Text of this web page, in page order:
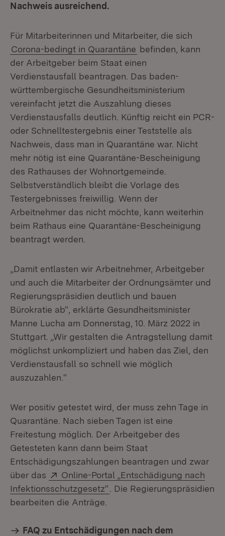
Nachweis ausreichend.
Für Mitarbeiterinnen und Mitarbeiter, die sich
Corona-bedingt in Quarantäne befinden, kann
der Arbeitgeber beim Staat einen
Verdienstausfall beantragen. Das baden-
württembergische Gesundheitsministerium
vereinfacht jetzt die Auszahlung dieses
Verdienstausfalls deutlich. Künftig reicht ein PCR-
oder Schnelltestergebnis einer Teststelle als
Nachweis, dass man in Quarantäne war. Nicht
mehr nötig ist eine Quarantäne-Bescheinigung
des Rathauses der Wohnortgemeinde.
Selbstverständlich bleibt die Vorlage des
Testergebnisses freiwillig. Wenn der
Arbeitnehmer das nicht möchte, kann weiterhin
beim Rathaus eine Quarantäne-Bescheinigung
beantragt werden.
„Damit entlasten wir Arbeitnehmer, Arbeitgeber
und auch die Mitarbeiter der Ordnungsämter und
Regierungspräsidien deutlich und bauen
Bürokratie ab“, erklärte Gesundheitsminister
Manne Lucha am Donnerstag, 10. März 2022 in
Stuttgart. „Wir gestalten die Antragstellung damit
möglichst unkompliziert und haben das Ziel, den
Verdienstausfall so schnell wie möglich
auszuzahlen.“
Wer positiv getestet wird, der muss zehn Tage in
Quarantäne. Nach sieben Tagen ist eine
Freitestung möglich. Der Arbeitgeber des
Getesteten kann dann beim Staat
Entschädigungszahlungen beantragen und zwar
über das
Extern:
Online-Portal „Entschädigung nach
Infektionsschutzgesetz“ (Öffnet in neuem Fenster)
. Die Regierungspräsidien
bearbeiten die Anträge.
FAQ zu Entschädigungen nach dem